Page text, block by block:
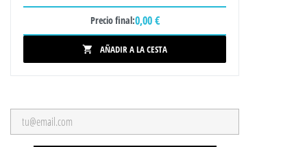
Precio final:0,00 €
 AÑADIR A LA CESTA